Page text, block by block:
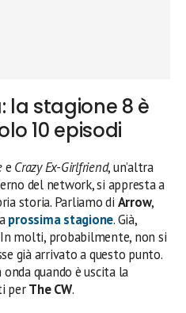
la stagione 8 è
10 episodi
e Crazy Ex-Girlfriend, un’altra
del network, si appresta a
storia. Parliamo di Arrow,
prossima stagione. Già,
molti, probabilmente, non si
già arrivato a questo punto.
quando è uscita la
perThe CW.